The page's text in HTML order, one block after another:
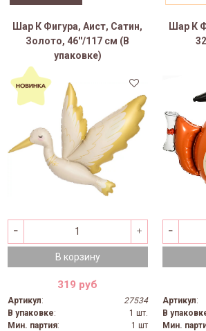
Шар К Фигура, Аист, Сатин,
Золото, 46''/117 см (В
упаковке)
В корзину
319 руб
Артикул:
27534
В упаковке:
1 шт.
Мин. партия:
1 шт
Шар К
Артикул:
В
Мин.